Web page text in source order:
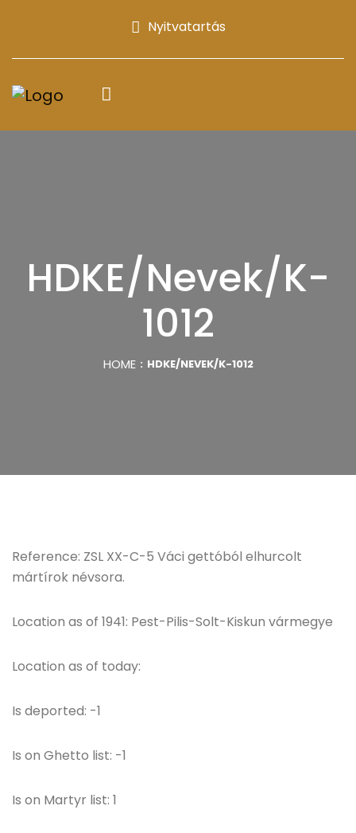
Nyitvatartás
HDKE/Nevek/K-
1012
HOME HDKE/NEVEK/K-1012
Reference: ZSL XX-C-5 Váci gettóból elhurcolt
mártírok névsora.
Location as of 1941: Pest-Pilis-Solt-Kiskun vármegye
Location as of today:
Is deported: -1
Is on Ghetto list: -1
Is on Martyr list: 1